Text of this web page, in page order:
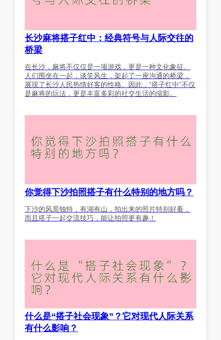
长沙麻将搭子红中：经典符号与人际交往的
桥梁
在长沙，麻将不仅仅是一项游戏，更是一种文化象征。
人们围坐在一起，谈笑风生，架起了一座沟通的桥梁，
展现了长沙人民热情好客的性格。因此，“搭子红中”不仅
是麻将的玩法，更是丰富多彩的社交生活的缩影。
你觉得下沙拍照搭子有什么特别的地方吗？
下沙的风景独特，有湖有山，拍出来的照片特别好看，
而且搭子一起交流技巧，能让拍照更有趣！
什么是“搭子社会现象”？它对现代人际关系
有什么影响？